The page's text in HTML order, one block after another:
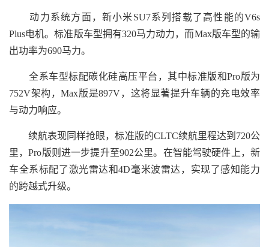
动力系统方面，新小米SU7系列搭载了高性能的V6s
Plus电机。标准版车型拥有320马力动力，而Max版车型的输
出功率为690马力。
全系车型标配碳化硅高压平台，其中标准版和Pro版为
752V架构，Max版是897V，这将显著提升车辆的充电效率
与动力响应。
续航表现同样抢眼，标准版的CLTC续航里程达到720公
里，Pro版则进一步提升至902公里。在智能驾驶硬件上，新
车全系标配了激光雷达和4D毫米波雷达，实现了感知能力
的跨越式升级。